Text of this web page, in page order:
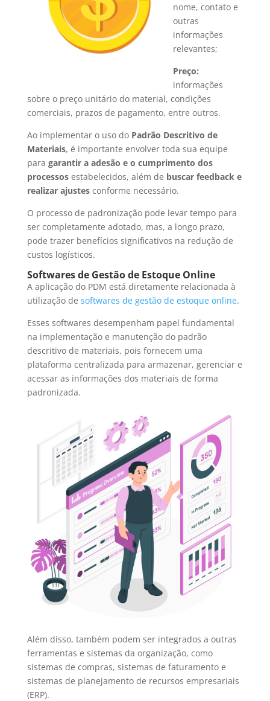
nome, contato e
outras
informações
relevantes;
Preço:
informações
sobre o preço unitário do material, condições
comerciais, prazos de pagamento, entre outros.
Ao implementar o uso do Padrão Descritivo de
Materiais, é importante envolver toda sua equipe
para garantir a adesão e o cumprimento dos
processosestabelecidos, além de buscar feedback e
realizar ajustesconforme necessário.
O processo de padronização pode levar tempo para
ser completamente adotado, mas, a longo prazo,
pode trazer benefícios significativos na redução de
custos logísticos.
Softwares de Gestão de Estoque Online
A aplicação do PDM está diretamente relacionada à
utilização de softwares de gestão de estoque online.
Esses softwares desempenham papel fundamental
na implementação e manutenção do padrão
descritivo de materiais, pois fornecem uma
plataforma centralizada para armazenar, gerenciar e
acessar as informações dos materiais de forma
padronizada.
Além disso, também podem ser integrados a outras
ferramentas e sistemas da organização, como
sistemas de compras, sistemas de faturamento e
sistemas de planejamento de recursos empresariais
(ERP).